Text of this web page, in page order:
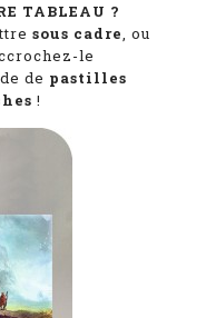
TABLEAU ?
sous cadre, ou
le
de pastilles
!